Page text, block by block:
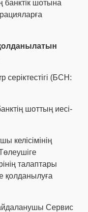
банктік шотына
(БСН:
шоттың иесі-
келісімінің
талаптары
қолданылуға
Сервис